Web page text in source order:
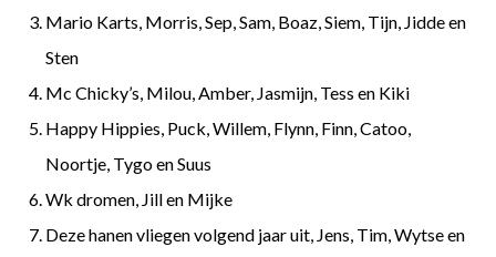
Mario Karts, Morris, Sep, Sam, Boaz, Siem, Tijn, Jidde en
Sten
Mc Chicky’s, Milou, Amber, Jasmijn, Tess en Kiki
Happy Hippies, Puck, Willem, Flynn, Finn, Catoo,
Noortje, Tygo en Suus
Wk dromen, Jill en Mijke
Deze hanen vliegen volgend jaar uit, Jens, Tim, Wytse en